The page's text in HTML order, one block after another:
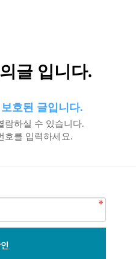
글 입니다.
호된 글입니다.
람하실 수 있습니다.
호를 입력하세요.